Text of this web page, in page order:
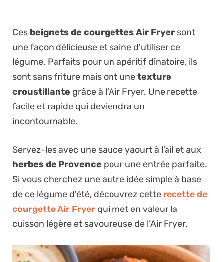
Ces beignets de courgettes Air Fryer sont
une façon délicieuse et saine d'utiliser ce
légume. Parfaits pour un apéritif dînatoire, ils
sont sans friture mais ont unetexture
croustillante grâce à l'Air Fryer. Une recette
facile et rapide qui deviendra un
incontournable.
Servez-les avec une sauce yaourt à l'ail et aux
herbes de Provence pour une entrée parfaite.
Si vous cherchez une autre idée simple à base
de ce légume d'été, découvrez cette recette de
courgette Air Fryer qui met en valeur la
cuisson légère et savoureuse de l’Air Fryer.